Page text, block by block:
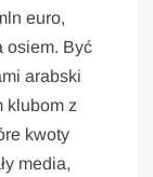
euro,
osiem. Być
arabski
klubom z
kwoty
media,